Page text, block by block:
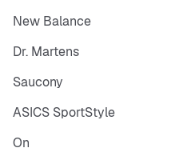
New Balance
Dr. Martens
Saucony
ASICS SportStyle
On